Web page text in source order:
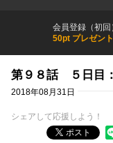
会員登録（初回
50pt プレゼント
第９８話 ５日目
2018年08月31日
シェアして応援しよう！
ポスト